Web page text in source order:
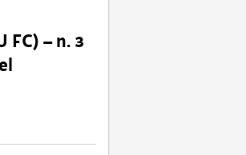
– n. 3